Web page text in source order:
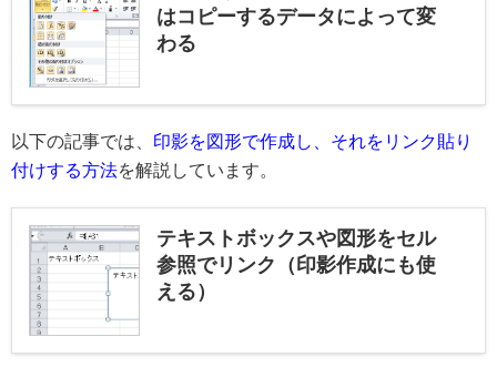
はコピーするデータによって変
わる
以下の記事では、 印影を図形で作成し、それをリンク貼り
付けする方法を解説しています。
テキストボックスや図形をセル
参照でリンク（印影作成にも使
える）